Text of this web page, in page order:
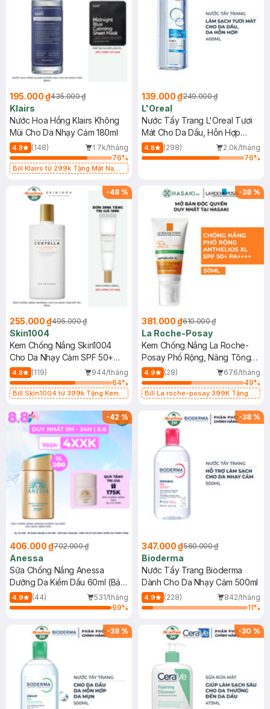
195.000 ₫435.000 ₫
Klairs
Nước Hoa Hồng Klairs Không
Mùi Cho Da Nhạy Cảm 180ml
4.8 (148)
1.7k/tháng
76%
Bill Klairs từ 299k Tặng Mặt Nạ
25ml (SL Có Hạn)
139.000 ₫249.000 ₫
L'Oreal
Nước Tẩy Trang L'Oreal Tươi
Mát Cho Da Dầu, Hỗn Hợp
400ml
4.8 (298)
2.0k/tháng
76%
-48 %
255.000 ₫495.000 ₫
Skin1004
Kem Chống Nắng Skin1004
Cho Da Nhạy Cảm SPF 50+
50ml
4.8 (119)
944/tháng
64%
Bill Skin1004 từ 399k Tặng Kem
SPF 50+ 20ml (SL Có Hạn)
-38 %
381.000 ₫610.000 ₫
La Roche-Posay
Kem Chống Nắng La Roche-
Posay Phổ Rộng, Nâng Tông
Kiềm Dầu 50ml
4.9 (28)
676/tháng
49%
Bill La roche-posay 399K Tặng
(SL có hạn)
-42%
406.000 ₫702.000 ₫
Anessa
Sữa Chống Nắng Anessa
Dưỡng Da Kiềm Dầu 60ml (Bản
Mới)
4.9 (44)
531/tháng
99%
-38 %
347.000 ₫560.000 ₫
Bioderma
Nước Tẩy Trang Bioderma
Dành Cho Da Nhạy Cảm 500ml
4.9 (228)
842/tháng
11%
-38 % -30 %